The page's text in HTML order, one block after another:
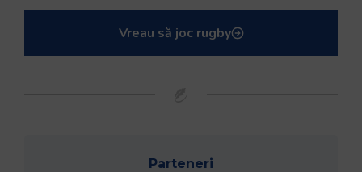
Vreau să joc rugby
Parteneri